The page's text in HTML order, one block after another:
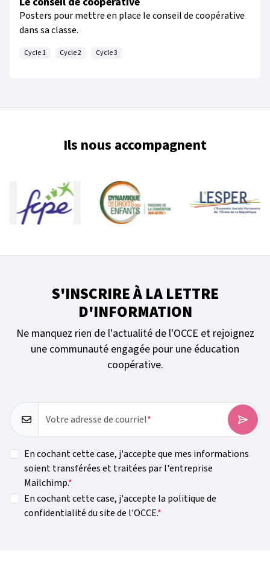
Posters pour mettre en place le conseil de coopérative
dans sa classe.
Cycle 1 Cycle 2 Cycle 3
Ils nous accompagnent
S'INSCRIRE À LA LETTRE
D'INFORMATION
Ne manquez rien de l'actualité de l'OCCE et rejoignez
une communauté engagée pour une éducation
coopérative.
Votre adresse de courriel
En cochant cette case, j'accepte que mes informations
soient transférées et traitées par l'entreprise
Mailchimp.
En cochant cette case, j'accepte la politique de
confidentialité du site de l'OCCE.